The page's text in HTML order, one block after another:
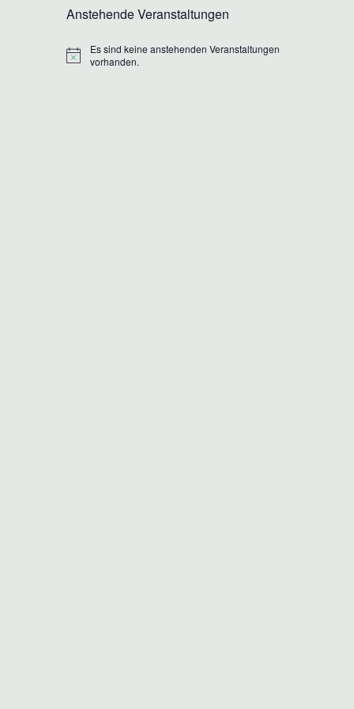
Anstehende Veranstaltungen
Hinweis
Es sind keine anstehenden Veranstaltungen
vorhanden.